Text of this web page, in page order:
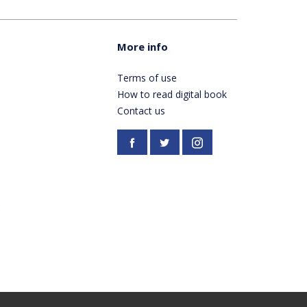
More info
Terms of use
How to read digital book
Contact us
Facebookhttps://twitter.com/
Instagram